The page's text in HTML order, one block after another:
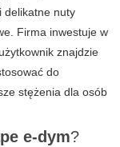
delikatne nuty
Firma inwestuje w
znajdzie
do
stężenia dla osób
e-dym?